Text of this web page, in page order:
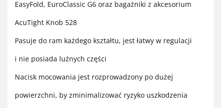
EasyFold, EuroClassic G6 oraz bagażniki z akcesorium
AcuTight Knob 528
Pasuje do ram każdego kształtu, jest łatwy w regulacji
i nie posiada luźnych części
Nacisk mocowania jest rozprowadzony po dużej
powierzchni, by zminimalizować ryzyko uszkodzenia